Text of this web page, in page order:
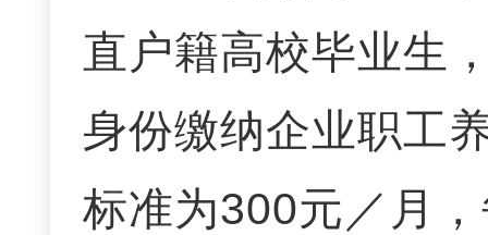
直户籍高校毕业生
身份缴纳企业职工
标准为300元／月